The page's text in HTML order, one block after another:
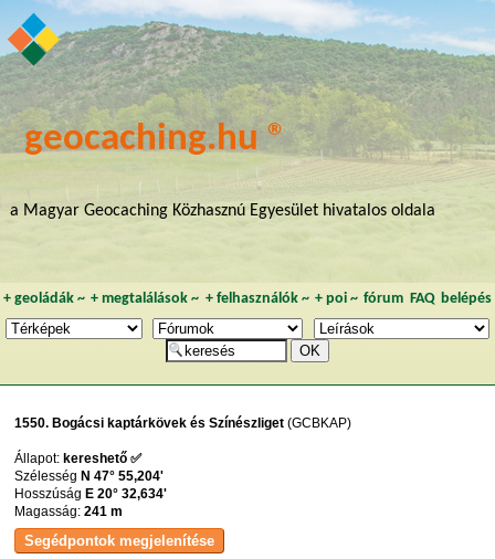
geocaching.hu ®
a Magyar Geocaching Közhasznú Egyesület hivatalos oldala
+ geoládák~ +megtalálások ~ + felhasználók~ + poi~ fórum FAQ belépés
1550. Bogácsi kaptárkövek és Színészliget (GCBKAP)
Állapot: kereshető ✅
Szélesség N 47° 55,204'
Hosszúság E 20° 32,634'
Magasság:241 m